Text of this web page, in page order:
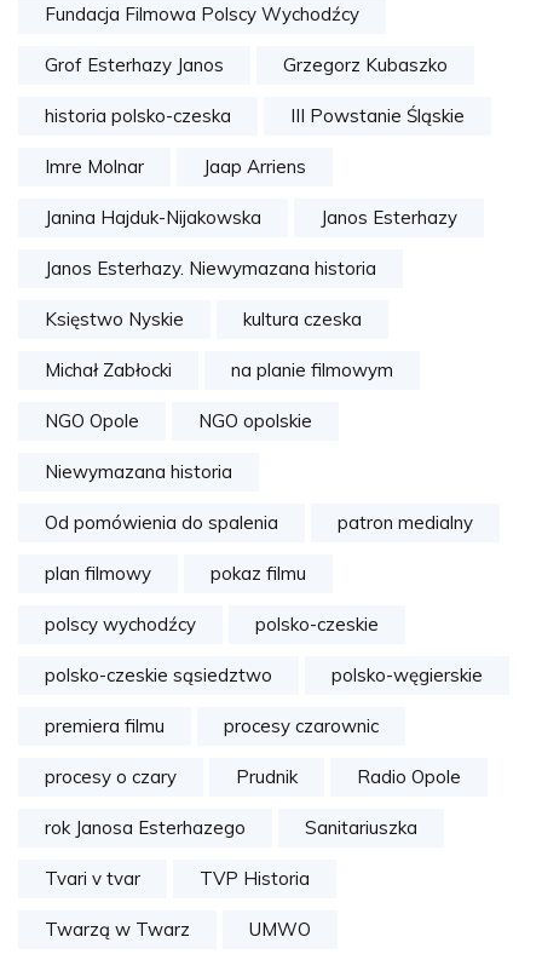
Fundacja Filmowa Polscy Wychodźcy
Grof Esterhazy Janos Grzegorz Kubaszko
historia polsko-czeska III Powstanie Śląskie
Imre Molnar Jaap Arriens
Janina Hajduk-Nijakowska Janos Esterhazy
Janos Esterhazy. Niewymazana historia
Księstwo Nyskie kultura czeska
Michał Zabłocki na planie filmowym
NGO Opole NGO opolskie
Niewymazana historia
Od pomówienia do spalenia patron medialny
plan filmowy pokaz filmu
polscy wychodźcy polsko-czeskie
polsko-czeskie sąsiedztwo polsko-węgierskie
premiera filmu procesy czarownic
procesy o czary Prudnik Radio Opole
rok Janosa Esterhazego Sanitariuszka
Tvari v tvar TVP Historia
Twarzą w Twarz UMWO